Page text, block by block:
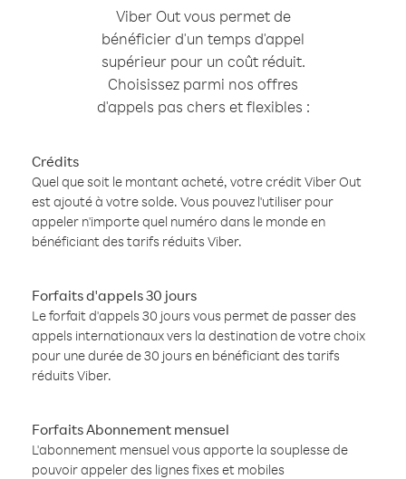
Viber Out vous permet de
bénéficier d'un temps d'appel
supérieur pour un coût réduit.
Choisissez parmi nos offres
d'appels pas chers et flexibles :
Crédits
Quel que soit le montant acheté, votre crédit Viber Out
est ajouté à votre solde. Vous pouvez l'utiliser pour
appeler n'importe quel numéro dans le monde en
bénéficiant des tarifs réduits Viber.
Forfaits d'appels 30 jours
Le forfait d'appels 30 jours vous permet de passer des
appels internationaux vers la destination de votre choix
pour une durée de 30 jours en bénéficiant des tarifs
réduits Viber.
Forfaits Abonnement mensuel
L'abonnement mensuel vous apporte la souplesse de
pouvoir appeler des lignes fixes et mobiles